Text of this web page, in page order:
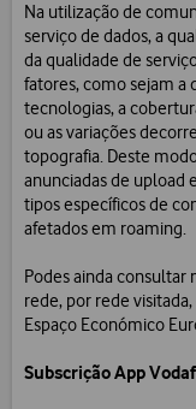
Na utilização de
serviço de dados, a
da qualidade de
fatores, como sejam a
tecnologias, a
ou as variações
topografia. Deste
anunciadas de upload
tipos específicos de
afetados em roaming.
Podes ainda consultar
rede, por rede
Espaço Económico
Subscrição App